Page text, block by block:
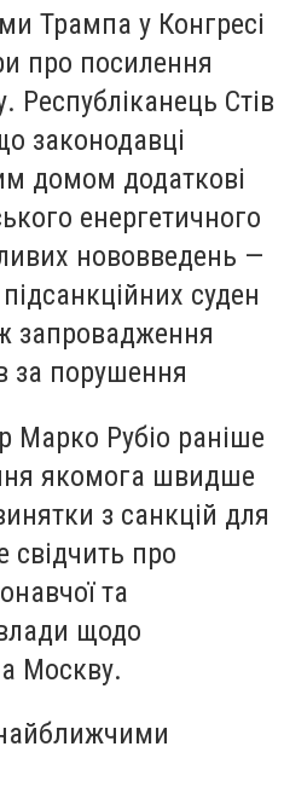
Трампа у Конгресі
про посилення
Республіканець Стів
законодавці
домом додаткові
енергетичного
нововведень —
суден
запровадження
за порушення
Марко Рубіо раніше
якомога швидше
з санкцій для
свідчить про
та
щодо
Москву.